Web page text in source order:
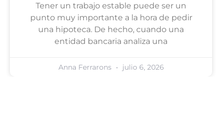
Tener un trabajo estable puede ser un
punto muy importante a la hora de pedir
una hipoteca. De hecho, cuando una
entidad bancaria analiza una
Anna Ferrarons julio 6, 2026